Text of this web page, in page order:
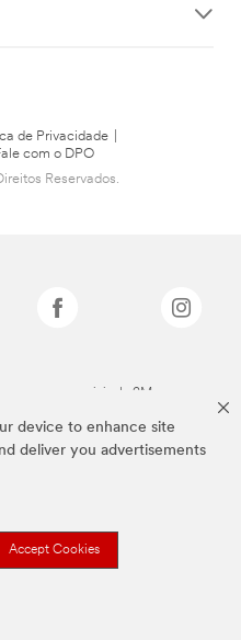
device to enhance site
deliver you advertisements
Accept Cookies
de Privacidade
com o DPO
Reservados.
marcas comerciais da 3M.